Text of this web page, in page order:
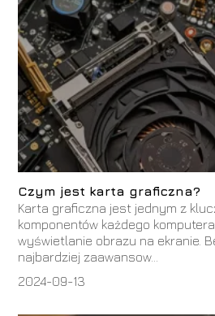
Czym jest karta graficzna?
Karta graficzna jest jednym z
komponentów każdego
wyświetlanie obrazu na ekranie.
najbardziej zaawansow...
2024-09-13